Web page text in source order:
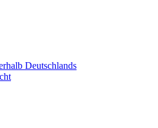
Deutschlands